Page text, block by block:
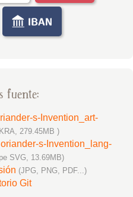
fuente:
s-Invention_art-
279.45MB )
s-Invention_lang-
SVG, 13.69MB)
(JPG, PNG, PDF...)
Git